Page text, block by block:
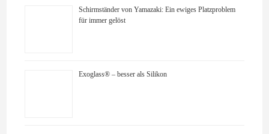
Schirmständer von Yamazaki: Ein ewiges Platzproblem
für immer gelöst
Exoglass® – besser als Silikon